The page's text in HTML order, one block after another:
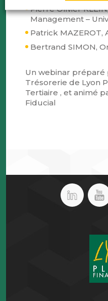
Pierre Olivier
Management –
Patrick MAZEROT,
Bertrand SIMON,
Un webinar préparé
Trésorerie de Lyon
Tertiaire , et animé
Fiducial